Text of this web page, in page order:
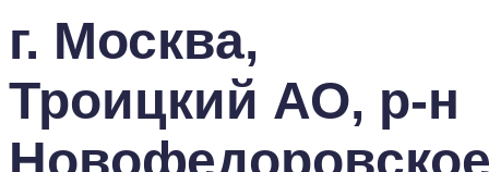
г. Москва,
Троицкий АО, р-н